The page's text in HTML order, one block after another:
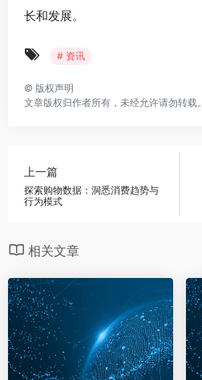
长和发展。
# 资讯
© 版权声明
文章版权归作者所有，未经允许请勿转载。
上一篇
探索购物数据：洞悉消费趋势与
行为模式
相关文章